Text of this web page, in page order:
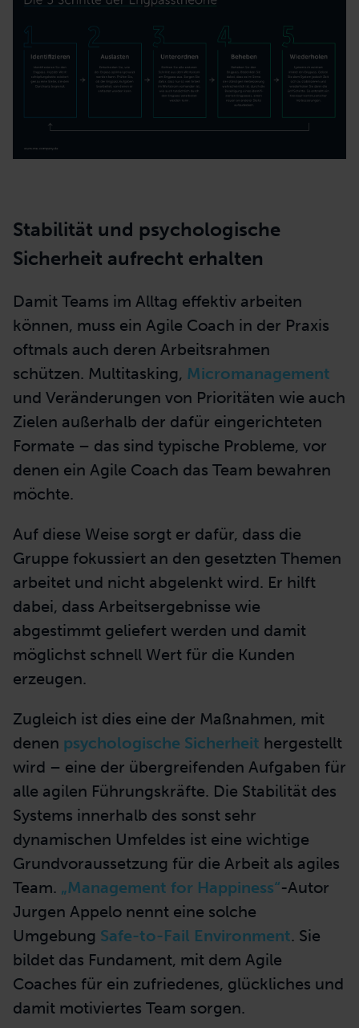
Stabilität und psychologische
Sicherheit aufrecht erhalten
Damit Teams im Alltag effektiv arbeiten
können, muss ein Agile Coach in der Praxis
oftmals auch deren Arbeitsrahmen
schützen. Multitasking, Micromanagement
und Veränderungen von Prioritäten wie auch
Zielen außerhalb der dafür eingerichteten
Formate – das sind typische Probleme, vor
denen ein Agile Coach das Team bewahren
möchte.
Auf diese Weise sorgt er dafür, dass die
Gruppe fokussiert an den gesetzten Themen
arbeitet und nicht abgelenkt wird. Er hilft
dabei, dass Arbeitsergebnisse wie
abgestimmt geliefert werden und damit
möglichst schnell Wert für die Kunden
erzeugen.
Zugleich ist dies eine der Maßnahmen, mit
denen psychologische Sicherheit hergestellt
wird – eine der übergreifenden Aufgaben für
alle agilen Führungskräfte. Die Stabilität des
Systems innerhalb des sonst sehr
dynamischen Umfeldes ist eine wichtige
Grundvoraussetzung für die Arbeit als agiles
Team. „Management for Happiness“-Autor
Jurgen Appelo nennt eine solche
Umgebung Safe-to-Fail Environment. Sie
bildet das Fundament, mit dem Agile
Coaches für ein zufriedenes, glückliches und
damit motiviertes Team sorgen.